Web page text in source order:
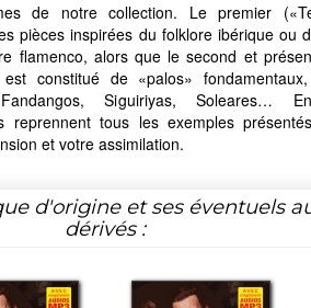
de notre collection. Le premier
pièces inspirées du folklore ibérique ou
flamenco, alors que le second et
est constitué de «palos»
Siguiriyas, Soleares…
reprennent tous les exemples
et votre assimilation.
d'origine et ses éventuels
dérivés :